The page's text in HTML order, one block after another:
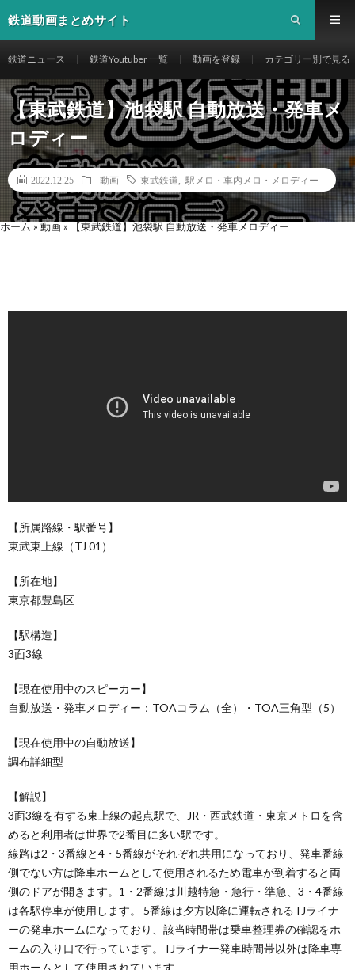
鉄道動画まとめサイト
鉄道ニュース 鉄道Youtuber 一覧 動画を登録 カテゴリー別で見る
【東武鉄道】池袋駅 自動放送・発車メ
ロディー
2022.12.25 動画 東武鉄道 駅メロ・車内メロ・メロディー
ホーム » 動画 » 【東武鉄道】池袋駅 自動放送・発車メロディー
【所属路線・駅番号】
東武東上線（TJ 01）
【所在地】
東京都豊島区
【駅構造】
3面3線
【現在使用中のスピーカー】
自動放送・発車メロディー：TOAコラム（全）・TOA三角型（5）
【現在使用中の自動放送】
調布詳細型
【解説】
3面3線を有する東上線の起点駅で、JR・西武鉄道・東京メトロを含
めると利用者は世界で2番目に多い駅です。
線路は2・3番線と4・5番線がそれぞれ共用になっており、発車番線
側でない方は降車ホームとして使用されるため電車が到着すると両
側のドアが開きます。1・2番線は川越特急・急行・準急、3・4番線
は各駅停車が使用します。 5番線は夕方以降に運転されるTJライナ
ーの発車ホームになっており、該当時間帯は乗車整理券の確認をホ
ームの入り口で行っています。TJライナー発車時間帯以外は降車専
用ホームとして使用されています。